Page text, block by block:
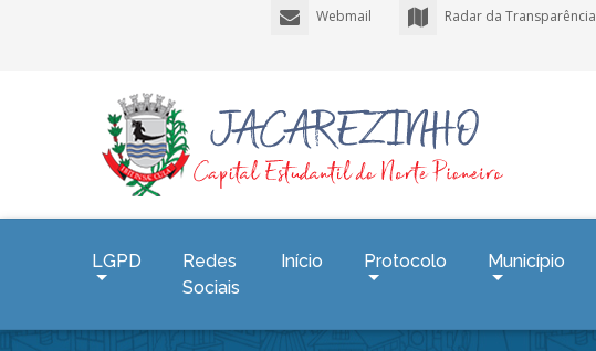
Radar da Transparência
Webmail
LGPD
Redes
Sociais
Início Protocolo Município